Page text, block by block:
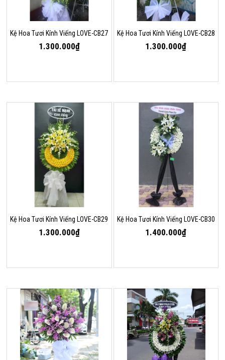
Kệ Hoa Tươi Kính Viếng LOVE-CB27
1.300.000₫
Kệ Hoa Tươi Kính Viếng LOVE-CB28
1.300.000₫
Kệ Hoa Tươi Kính Viếng LOVE-CB29
1.300.000₫
Kệ Hoa Tươi Kính Viếng LOVE-CB30
1.400.000₫